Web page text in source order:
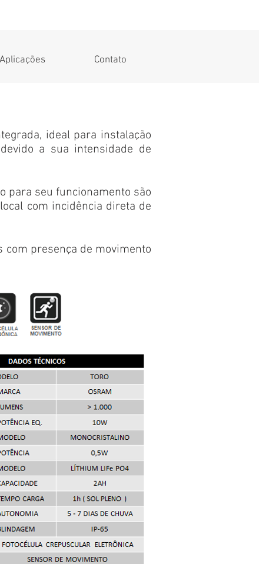
ideal para instalação
a sua intensidade de
para seu funcionamento são
com incidência direta de
com presença de movimento
Aplicações Contato